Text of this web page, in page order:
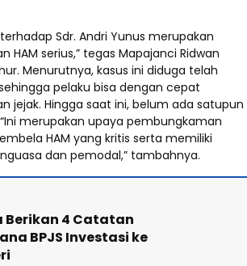
Sdr. Andri Yunus merupakan
serius,” tegas Mapajanci Ridwan
Menurutnya, kasus ini diduga telah
pelaku bisa dengan cepat
jejak. Hingga saat ini, belum ada satupun
merupakan upaya pembungkaman
HAM yang kritis serta memiliki
dan pemodal,” tambahnya.
Berikan 4 Catatan
BPJS Investasi ke